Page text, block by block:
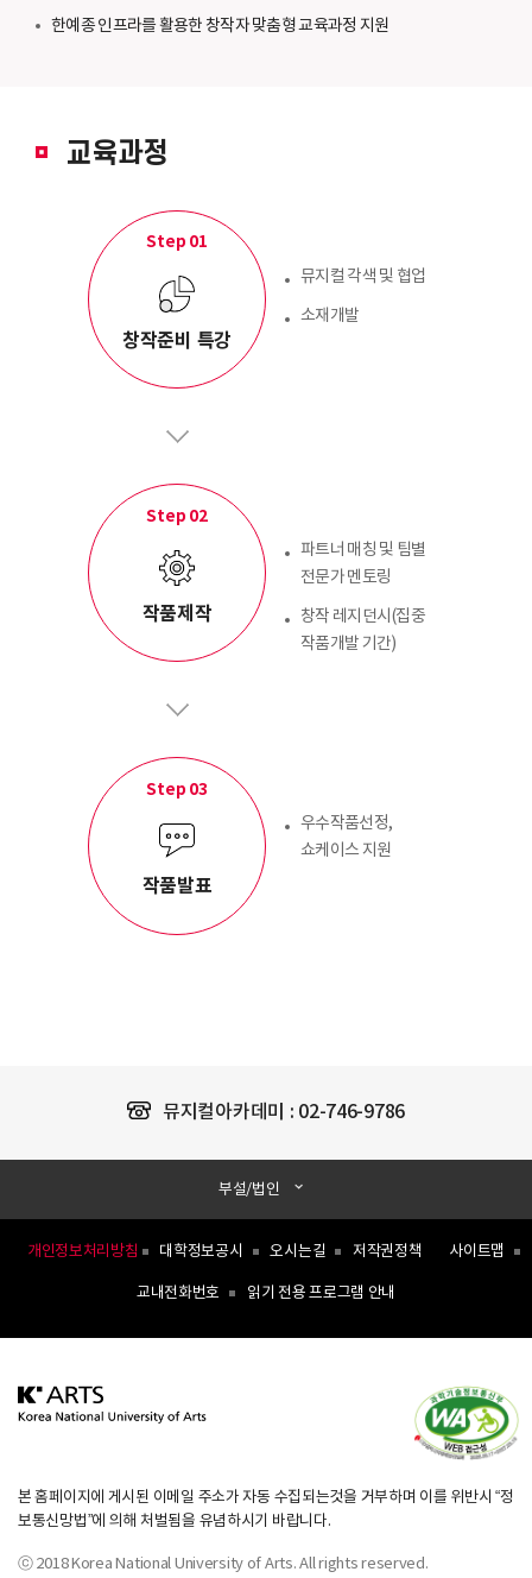
한예종 인프라를 활용한 창작자 맞춤형 교육과정 지원
교육과정
Step 01
창작준비 특강
뮤지컬 각색 및 협업
소재개발
Step 02
작품제작
파트너 매칭 및 팀별
전문가 멘토링
창작 레지던시(집중
작품개발 기간)
Step 03
작품발표
우수작품선정,
쇼케이스 지원
뮤지컬아카데미 : 02-746-9786
개인정보처리방침 대학정보공시 오시는길 저작권정책 사이트맵
교내전화번호 읽기 전용 프로그램 안내
부설/법인
본 홈페이지에 게시된 이메일 주소가 자동 수집되는것을 거부하며 이를 위반시 “정
보통신망법”에 의해 처벌됨을 유념하시기 바랍니다.
ⓒ 2018 Korea National University of Arts. All rights reserved.